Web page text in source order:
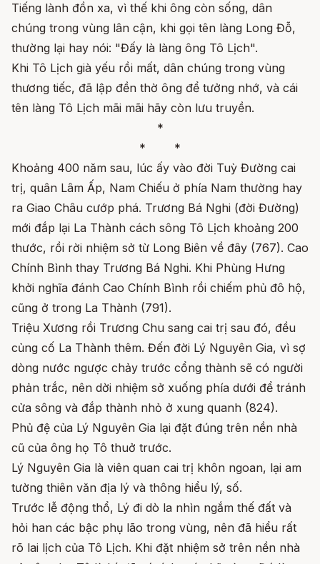
Tiếng lành đồn xa, vì thế khi ông còn sống, dân
chúng trong vùng lân cận, khi gọi tên làng Long Đỗ,
thường lại hay nói: "Đấy là làng ông Tô Lịch".
Khi Tô Lịch già yếu rồi mất, dân chúng trong vùng
thương tiếc, đã lập đền thờ ông để tưởng nhớ, và cái
tên làng Tô Lịch mãi mãi hãy còn lưu truyền.
*
* *
Khoảng 400 năm sau, lúc ấy vào đời Tuỳ Đường cai
trị, quân Lâm Ấp, Nam Chiếu ở phía Nam thường hay
ra Giao Châu cướp phá. Trương Bá Nghi (đời Đường)
mới đắp lại La Thành cách sông Tô Lịch khoảng 200
thước, rồi rời nhiệm sở từ Long Biên về đây (767). Cao
Chính Bình thay Trương Bá Nghi. Khi Phùng Hưng
khởi nghĩa đánh Cao Chính Bình rồi chiếm phủ đô hộ,
cũng ở trong La Thành (791).
Triệu Xương rồi Trương Chu sang cai trị sau đó, đều
củng cố La Thành thêm. Đến đời Lý Nguyên Gia, vì sợ
dòng nước ngược chảy trước cổng thành sẽ có người
phản trắc, nên dời nhiệm sở xuống phía dưới để tránh
cửa sông và đắp thành nhỏ ở xung quanh (824).
Phủ đệ của Lý Nguyên Gia lại đặt đúng trên nền nhà
cũ của ông họ Tô thuở trước.
Lý Nguyên Gia là viên quan cai trị khôn ngoan, lại am
tường thiên văn địa lý và thông hiểu lý, số.
Trước lễ động thổ, Lý đi dò la nhìn ngắm thế đất và
hỏi han các bậc phụ lão trong vùng, nên đã hiểu rất
rõ lai lịch của Tô Lịch. Khi đặt nhiệm sở trên nền nhà